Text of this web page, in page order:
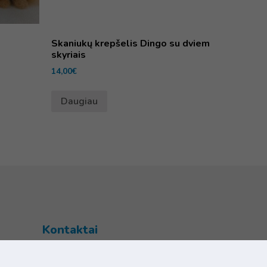
Skaniukų krepšelis Dingo su dviem
skyriais
14,00€
Daugiau
Kontaktai